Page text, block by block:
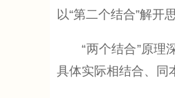
以“第二个结合”解开
“两个结合”原理深
具体实际相结合、同